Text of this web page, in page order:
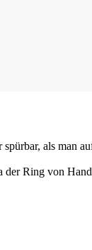
als man
der Ring von